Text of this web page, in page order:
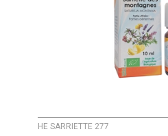
HE SARRIETTE 277